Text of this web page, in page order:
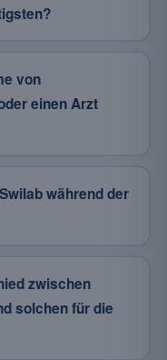
von
einen Arzt
während der
zwischen
solchen für die